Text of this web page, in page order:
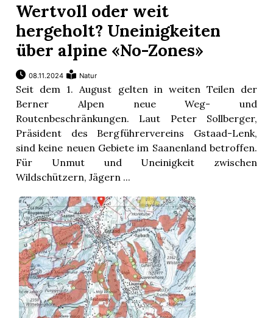
Wertvoll oder weit
hergeholt? Uneinigkeiten
über alpine «No-Zones»
08.11.2024 Natur
Seit dem 1. August gelten in weiten Teilen der
Berner Alpen neue Weg- und
Routenbeschränkungen. Laut Peter Sollberger,
Präsident des Bergführervereins Gstaad-Lenk,
sind keine neuen Gebiete im Saanenland betroffen.
Für Unmut und Uneinigkeit zwischen
Wildschützern, Jägern ...